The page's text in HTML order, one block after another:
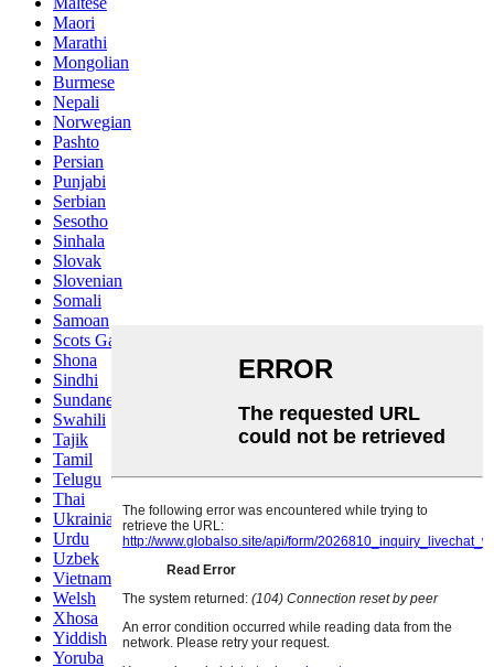
Maori
Marathi
Mongolian
Burmese
Nepali
Norwegian
Pashto
Persian
Punjabi
Serbian
Sesotho
Sinhala
Slovak
Slovenian
Somali
Samoan
Scots Gaelic
Shona
Sindhi
Sundanese
Swahili
Tajik
Tamil
Telugu
Thai
Ukrainian
Urdu
Uzbek
Vietnamese
Welsh
Xhosa
Yiddish
Yoruba